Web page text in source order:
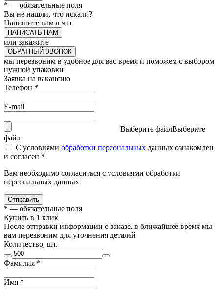
* — обязательные поля
Вы не нашли, что искали?
Напишите нам в чат
НАПИСАТЬ НАМ
или закажите
ОБРАТНЫЙ ЗВОНОК
мы перезвоним в удобное для вас время и поможем с выбором
нужной упаковки
Заявка на вакансию
Телефон *
E-mail
Выберите файлВыберите
файл
С условиями обработки персональных данных ознакомлен
и согласен *
Вам необходимо согласиться с условиями обработки
персональных данных
Отправить
* — обязательные поля
Купить в 1 клик
После отправки информации о заказе, в ближайшее время мы
вам перезвоним для уточнения деталей
Количество, шт.
Фамилия *
Имя *